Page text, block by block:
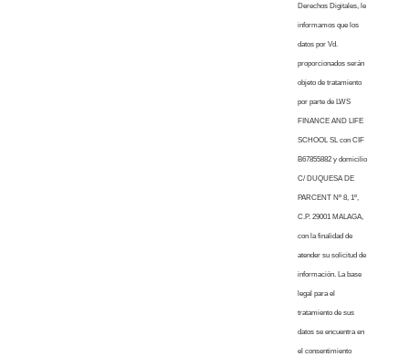
Derechos Digitales, le
informamos que los
datos por Vd.
proporcionados serán
objeto de tratamiento
por parte de LWS
FINANCE AND LIFE
SCHOOL SL con CIF
B67855882 y domicilio
C/ DUQUESA DE
PARCENT Nº 8, 1º,
C.P. 29001 MALAGA,
con la finalidad de
atender su solicitud de
información. La base
legal para el
tratamiento de sus
datos se encuentra en
el consentimiento